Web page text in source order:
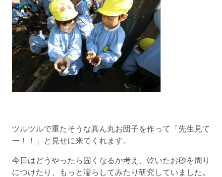
ツルツルで重たそうな真ん丸お団子を作って「先生見て
ー！！」と見せに来てくれます。
今日はどうやったら固くなるか考え、乾いたお砂を周り
につけたり、もっと濡らしてみたり研究していました。